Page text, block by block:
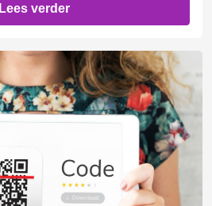
Lees verder